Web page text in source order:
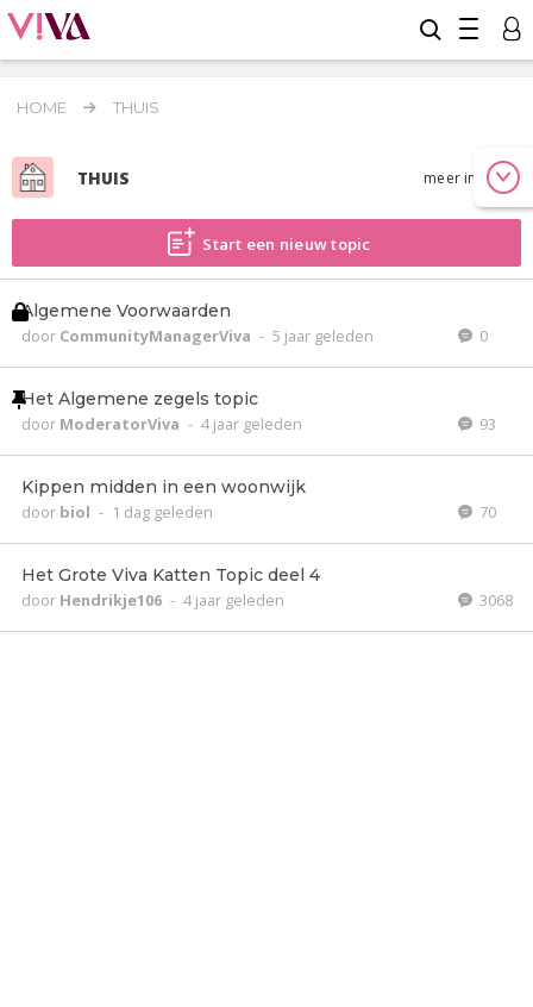
HOME THUIS
THUIS meer info
Start een nieuw topic
Algemene Voorwaarden
door CommunityManagerViva - 5 jaar geleden 0
Het Algemene zegels topic
door ModeratorViva - 4 jaar geleden 93
Kippen midden in een woonwijk
door biol - 1 dag geleden 70
Het Grote Viva Katten Topic deel 4
door Hendrikje106 - 4 jaar geleden 3068